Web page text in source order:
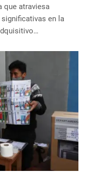
que atraviesa
en la